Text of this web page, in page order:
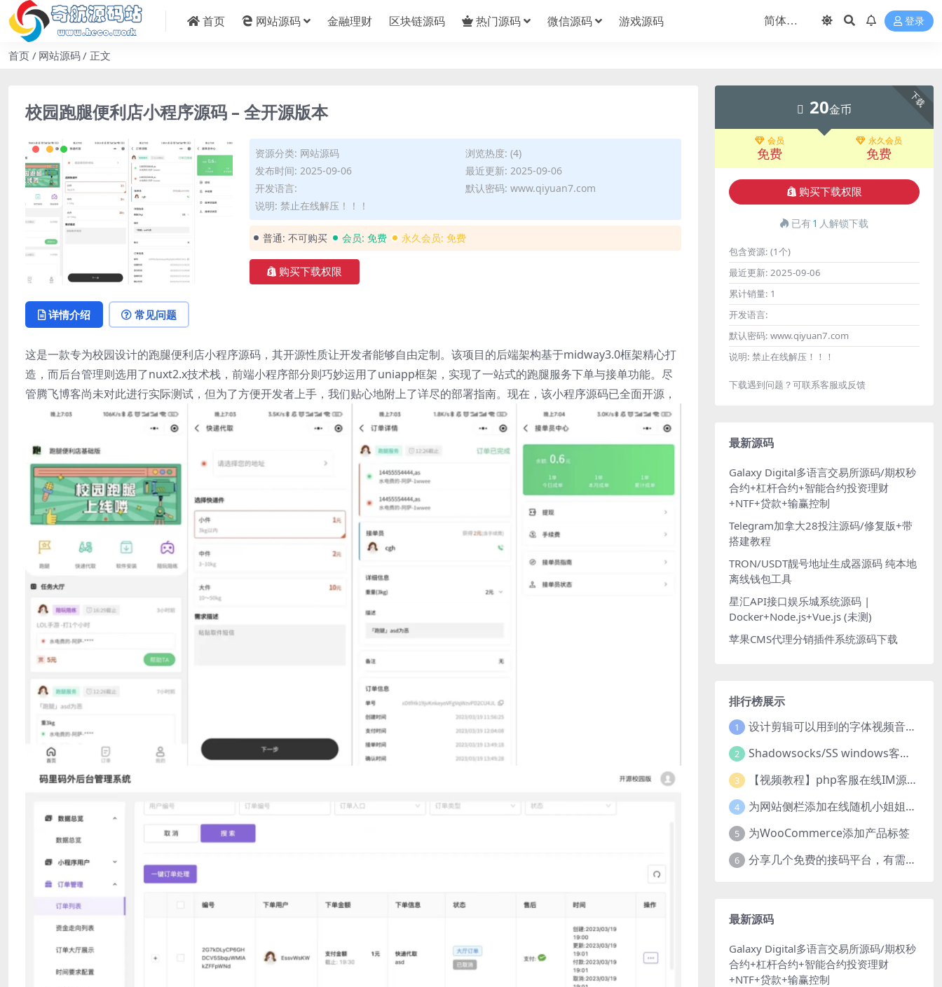
首页 网站源码 金融理财 区块链源码 热门源码 微信源码 游戏源码 登录
首页 网站源码 正文
校园跑腿便利店小程序源码 – 全开源版本
资源分类: 网站源码
浏览热度: (4)
发布时间: 2025-09-06
最近更新: 2025-09-06
开发语言:
默认密码: www.qiyuan7.com
说明: 禁止在线解压！！！
普通: 不可购买 会员: 免费 永久会员: 免费
购买下载权限
详情介绍 常见问题
这是一款专为校园设计的跑腿便利店小程序源码，其开源性质让开发者能够自由定制。该项目的后端架构基于midway3.0框架精心打
造，而后台管理则选用了nuxt2.x技术栈，前端小程序部分则巧妙运用了uniapp框架，实现了一站式的跑腿服务下单与接单功能。尽
管腾飞博客尚未对此进行实际测试，但为了方便开发者上手，我们贴心地附上了详尽的部署指南。现在，该小程序源码已全面开源，
下载
20金币
会员
免费
永久会员
免费
购买下载权限
已有1 人解锁下载
包含资源: (1个)
最近更新: 2025-09-06
累计销量: 1
开发语言:
默认密码: www.qiyuan7.com
说明: 禁止在线解压！！！
下载遇到问题？可联系客服或反馈
最新源码
Galaxy Digital多语言交易所源码/期权秒
合约+杠杆合约+智能合约投资理财
+NTF+贷款+输赢控制
Telegram加拿大28投注源码/修复版+带
搭建教程
TRON/USDT靓号地址生成器源码 纯本地
离线钱包工具
星汇API接口娱乐城系统源码 |
Docker+Node.js+Vue.js (未测)
苹果CMS代理分销插件系统源码下载
排行榜展示
1 设计剪辑可以用到的字体视频音乐音效素材
2 Shadowsocks/SS windows客户端下载
3 【视频教程】php客服在线IM源码 网页在线客服软件代码
4 为网站侧栏添加在线随机小姐姐视频小功能源码
5 为WooCommerce添加产品标签
6 分享几个免费的接码平台，有需要自取
最新源码
Galaxy Digital多语言交易所源码/期权秒
合约+杠杆合约+智能合约投资理财
+NTF+贷款+输赢控制